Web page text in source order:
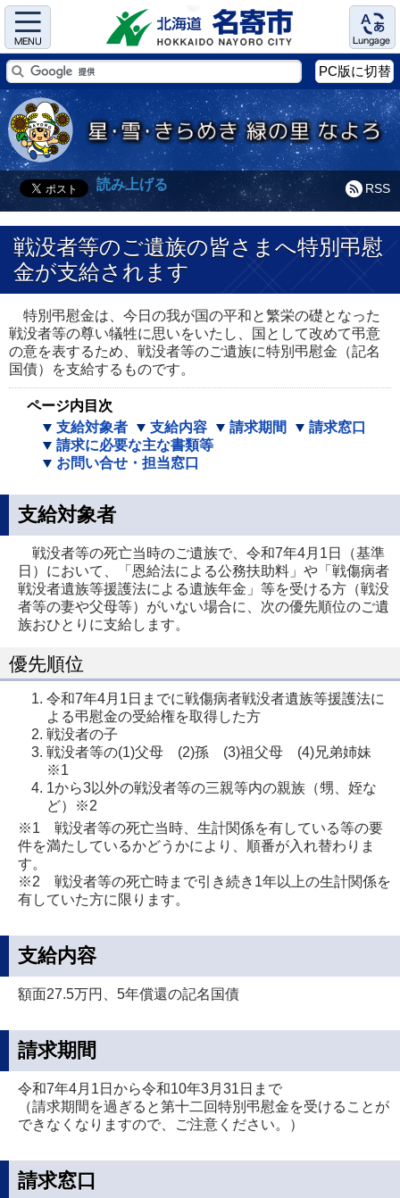
Menu Language
PC版に切替
RSS
読み上げる
戦没者等のご遺族の皆さまへ特別弔慰
金が支給されます
特別弔慰金は、今日の我が国の平和と繁栄の礎となった
戦没者等の尊い犠牲に思いをいたし、国として改めて弔意
の意を表するため、戦没者等のご遺族に特別弔慰金（記名
国債）を支給するものです。
ページ内目次
支給対象者
支給内容 請求期間
請求窓口
請求に必要な主な書類等
お問い合せ・担当窓口
支給対象者
戦没者等の死亡当時のご遺族で、令和7年4月1日（基準
日）において、「恩給法による公務扶助料」や「戦傷病者
戦没者遺族等援護法による遺族年金」等を受ける方（戦没
者等の妻や父母等）がいない場合に、次の優先順位のご遺
族おひとりに支給します。
優先順位
令和7年4月1日までに戦傷病者戦没者遺族等援護法に
よる弔慰金の受給権を取得した方
戦没者の子
戦没者等の(1)父母 (2)孫 (3)祖父母 (4)兄弟姉妹
※1
1から3以外の戦没者等の三親等内の親族（甥、姪な
ど）※2
※1 戦没者等の死亡当時、生計関係を有している等の要
件を満たしているかどうかにより、順番が入れ替わりま
す。
※2 戦没者等の死亡時まで引き続き1年以上の生計関係を
有していた方に限ります。
支給内容
額面27.5万円、5年償還の記名国債
請求期間
令和7年4月1日から令和10年3月31日まで
（請求期間を過ぎると第十二回特別弔慰金を受けることが
できなくなりますので、ご注意ください。）
請求窓口